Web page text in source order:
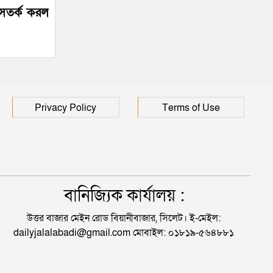
করল
Privacy Policy Terms of Use
বানিজ্যিক কার্যালয় :
উত্তর বাজার মেইন রোড বিয়ানীবাজার, সিলেট। ই-মেইল:
dailyjalalabadi@gmail.com মোবাইল: ০১৮১৯-৫৬৪৮৮১